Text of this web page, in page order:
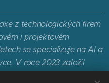
z technologických firem
i projektovém
se specializuje na AI a
V roce 2023 založil